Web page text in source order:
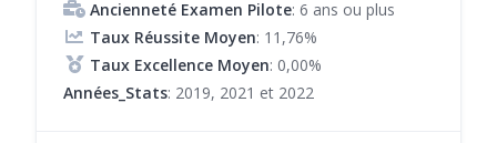
Ancienneté Examen Pilote: 6 ans ou plus
Taux Réussite Moyen: 11,76%
Taux Excellence Moyen: 0,00%
Années_Stats: 2019, 2021 et 2022